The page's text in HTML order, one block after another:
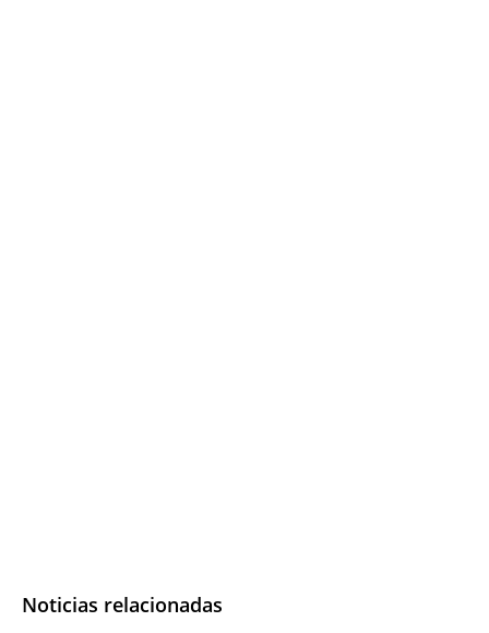
Noticias relacionadas